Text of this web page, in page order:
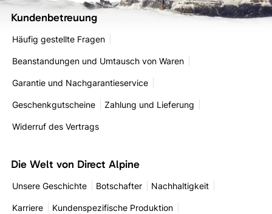
Kundenbetreuung
Häufig gestellte Fragen
Beanstandungen und Umtausch von Waren
Garantie und Nachgarantieservice
Geschenkgutscheine Zahlung und Lieferung
Widerruf des Vertrags
Die Welt von Direct Alpine
Unsere Geschichte Botschafter Nachhaltigkeit
Karriere Kundenspezifische Produktion